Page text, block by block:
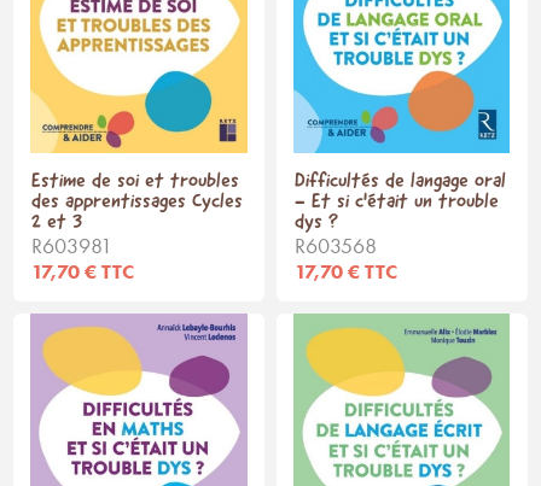
Estime de soi et troubles
des apprentissages Cycles
2 et 3
R603981
17,70 € TTC
Difficultés de langage oral
- Et si c'était un trouble
dys ?
R603568
17,70 € TTC